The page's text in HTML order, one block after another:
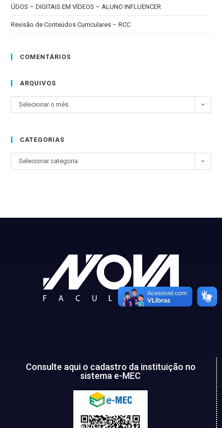
ÚDOS – DIGITAIS EM VÍDEOS – ALUNO INFLUENCER
Revisão de Conteúdos Curriculares – RCC
COMENTÁRIOS
ARQUIVOS
Selecionar o mês
CATEGORIAS
Selecionar categoria
Consulte aqui o cadastro da instituição no
sistema e-MEC